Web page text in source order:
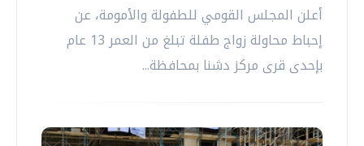
أعلن المجلس القومي للطفولة والأمومة، عن
إحباط محاولة زواج طفلة تبلغ من العمر 13 عام
بإحدى قرى مركز دشنا بمحافظة...